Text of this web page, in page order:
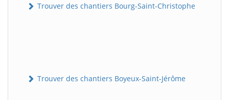
Trouver des chantiers Bourg-Saint-Christophe
Trouver des chantiers Boyeux-Saint-Jérôme